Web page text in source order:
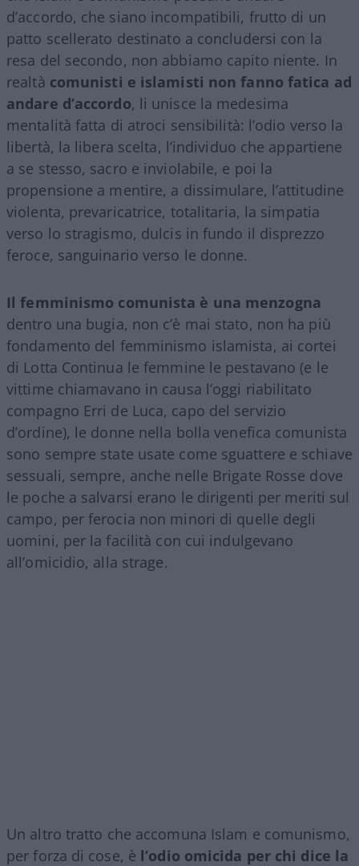
d’accordo, che siano incompatibili, frutto di un
patto scellerato destinato a concludersi con la
resa del secondo, non abbiamo capito niente. In
realtà comunisti e islamisti non fanno fatica ad
andare d’accordo, li unisce la medesima
mentalità fatta di atroci sensibilità: l’odio verso la
libertà, la libera scelta, l’individuo che appartiene
a se stesso, sacro e inviolabile, e poi la
propensione a mentire, a dissimulare, l’attitudine
violenta, prevaricatrice, totalitaria, la simpatia
verso lo stragismo, dulcis in fundo il disprezzo
feroce, sanguinario verso le donne.
Il femminismo comunista è una menzogna
dentro una bugia, non c’è mai stato, non ha più
fondamento del femminismo islamista, ai cortei
di Lotta Continua le femmine le pestavano (e le
vittime chiamavano in causa l’oggi riabilitato
compagno Erri de Luca, capo del servizio
d’ordine), le donne nella bolla venefica comunista
sono sempre state usate come sguattere e schiave
sessuali, sempre, anche nelle Brigate Rosse dove
le poche a salvarsi erano le dirigenti per meriti sul
campo, per ferocia non minori di quelle degli
uomini, per la facilità con cui indulgevano
all’omicidio, alla strage.
Un altro tratto che accomuna Islam e comunismo,
per forza di cose, è l’odio omicida per chi dice la